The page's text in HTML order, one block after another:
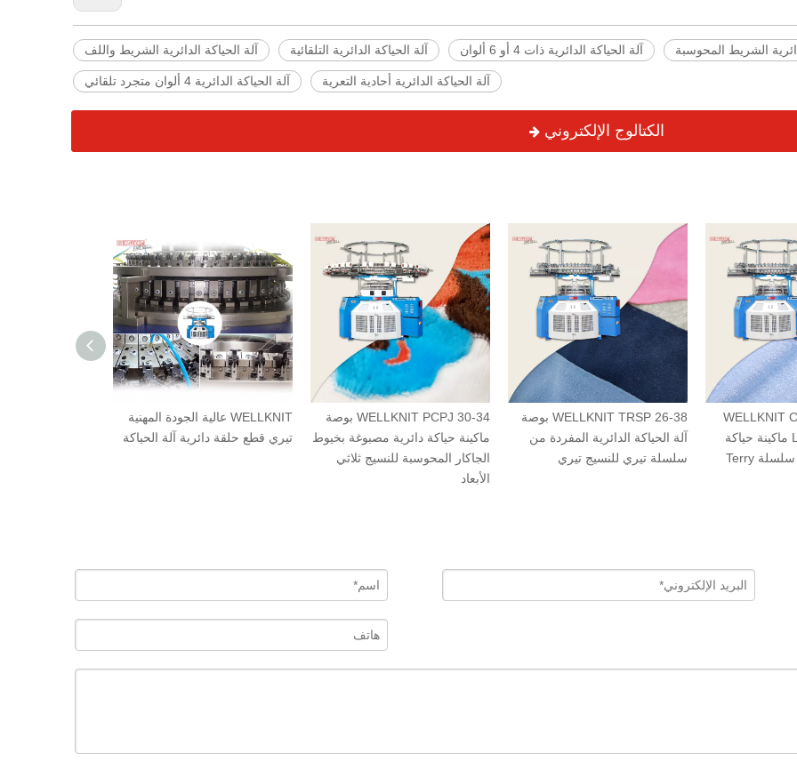
آلة الحياكة الدائرية الشريط واللف آلة الحياكة الدائرية التلقائية آلة الحياكة الدائرية ذات 4 أو 6 ألوان الشريط المحوسبة
آلة الحياكة الدائرية 4 ألوان متجرد تلقائي آلة الحياكة الدائرية أحادية التعرية
الكتالوج الإلكتروني
WELLKNIT عالية الجودة المهنية
تيري قطع حلقة دائرية آلة الحياكة
WELLKNIT PCPJ 30-34 بوصة
ماكينة حياكة دائرية مصبوغة بخيوط
الجاكار المحوسبة للنسيج ثلاثي
WELLKNIT TRSP 26-38 بوصة
آلة الحياكة الدائرية المفردة من
سلسلة تيري للنسيج تيري
WELLKNIT CTSP 30-38
Loop Pile (Terry) ماكينة حياكة
دائرية مفردة من سلسلة Terry